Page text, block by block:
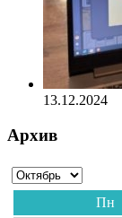
13.12.2024
Архив
Пн